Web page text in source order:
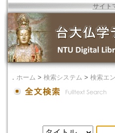
サイト
． ホーム > 検索システム > 検索エ